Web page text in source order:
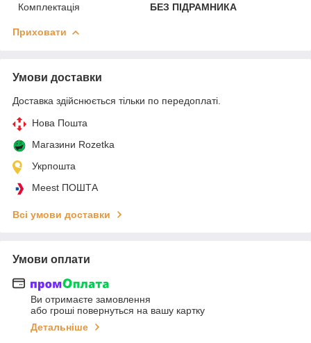
Комплектація
БЕЗ ПІДРАМНИКА
Приховати
Умови доставки
Доставка здійснюється тільки по передоплаті.
Нова Пошта
Магазини Rozetka
Укрпошта
Meest ПОШТА
Всі умови доставки
Умови оплати
Ви отримаєте замовлення
або гроші повернуться на вашу картку
Детальніше